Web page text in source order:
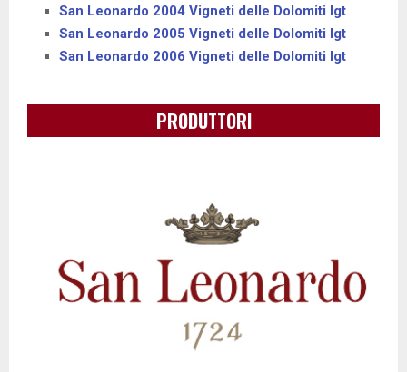
San Leonardo 2004 Vigneti delle Dolomiti Igt
San Leonardo 2005 Vigneti delle Dolomiti Igt
San Leonardo 2006 Vigneti delle Dolomiti Igt
PRODUTTORI